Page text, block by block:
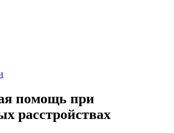
помощь при
расстройствах